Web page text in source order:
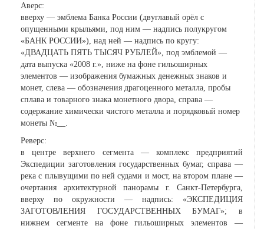
Аверс:
вверху — эмблема Банка России (двуглавый орёл с
опущенными крыльями, под ним — надпись полукругом
«БАНК РОССИИ»), над ней — надпись по кругу:
«ДВАДЦАТЬ ПЯТЬ ТЫСЯЧ РУБЛЕЙ», под эмблемой —
дата выпуска «2008 г.», ниже на фоне гильоширных
элементов — изображения бумажных денежных знаков и
монет, слева — обозначения драгоценного металла, пробы
сплава и товарного знака монетного двора, справа —
содержание химически чистого металла и порядковый номер
монеты №__.
Реверс:
в центре верхнего сегмента — комплекс предприятий
Экспедиции заготовления государственных бумаг, справа —
река с плывущими по ней судами и мост, на втором плане —
очертания архитектурной панорамы г. Санкт-Петербурга,
вверху по окружности — надпись: «ЭКСПЕДИЦИЯ
ЗАГОТОВЛЕНИЯ ГОСУДАРСТВЕННЫХ БУМАГ»; в
нижнем сегменте на фоне гильоширных элементов —